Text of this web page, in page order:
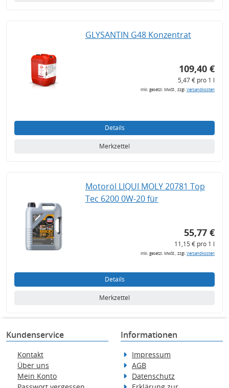
GLYSANTIN G48 Konzentrat
109,40 €
5,47 € pro 1 l
inkl. gesetzl. MwSt., zzgl.Versandkosten
Details
Merkzettel
Motoröl LIQUI MOLY 20781 Top
Tec 6200 0W-20 für
55,77 €
11,15 € pro 1 l
inkl. gesetzl. MwSt., zzgl.Versandkosten
Details
Merkzettel
Kundenservice
Kontakt
Über uns
Mein Konto
Informationen
Impressum
AGB
Datenschutz